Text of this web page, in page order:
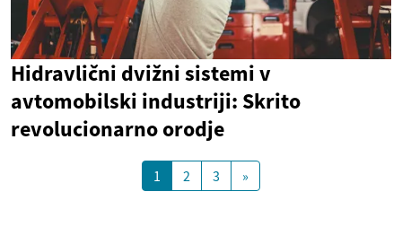
Hidravlični dvižni sistemi v
avtomobilski industriji: Skrito
revolucionarno orodje
1 2 3 »